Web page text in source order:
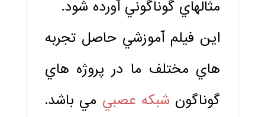
مثالهاي گوناگوني آورده شود.
اين فيلم آموزشي حاصل تجربه
هاي مختلف ما در پروژه هاي
گوناگون شبكه عصبي مي باشد.